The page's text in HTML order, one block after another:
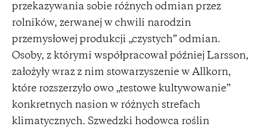
przekazywania sobie różnych odmian przez
rolników, zerwanej w chwili narodzin
przemysłowej produkcji „czystych” odmian.
Osoby, z którymi współpracował później Larsson,
założyły wraz z nim stowarzyszenie w Allkorn,
które rozszerzyło owo „testowe kultywowanie”
konkretnych nasion w różnych strefach
klimatycznych. Szwedzki hodowca roślin